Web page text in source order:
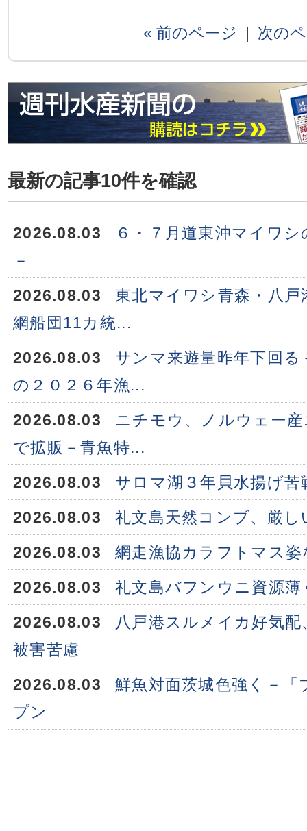
« 前のページ | 次の
最新の記事10件を確認
2026.08.03
６・７月道東沖マイワ
－
2026.08.03
東北マイワシ青森・八
網船団11カ統...
2026.08.03
サンマ来遊量昨年下回
の２０２６年漁...
2026.08.03
ニチモウ、ノルウェー
で拡販－青魚特...
2026.08.03
サロマ湖３年貝水揚げ苦
2026.08.03
礼文島天然コンブ、厳し
2026.08.03
網走漁協カラフトマス
2026.08.03
礼文島バフンウニ資源薄
2026.08.03
八戸港スルメイカ好気
被害苦慮
2026.08.03
鮮魚対面茨城色強く－
プン